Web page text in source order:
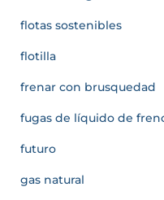
flotas sostenibles
flotilla
frenar con brusquedad
fugas de líquido de
futuro
gas natural